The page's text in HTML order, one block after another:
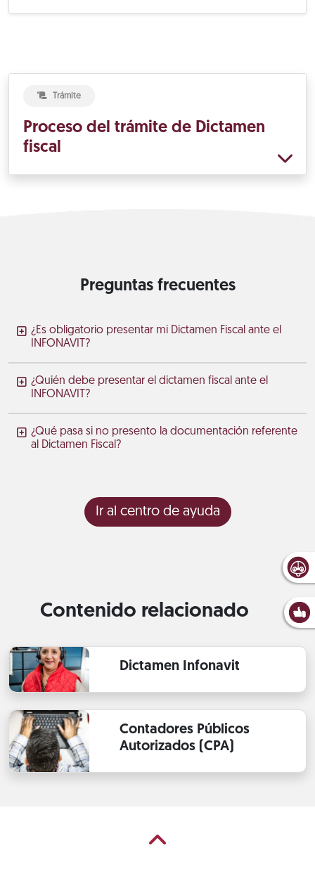
Trámite
Proceso del trámite de Dictamen
fiscal
Preguntas frecuentes
¿Es obligatorio presentar mi Dictamen Fiscal ante el
INFONAVIT?
¿Quién debe presentar el dictamen fiscal ante el
INFONAVIT?
¿Qué pasa si no presento la documentación referente
al Dictamen Fiscal?
Ir al centro de ayuda
Contenido relacionado
Dictamen Infonavit
Contadores Públicos
Autorizados (CPA)